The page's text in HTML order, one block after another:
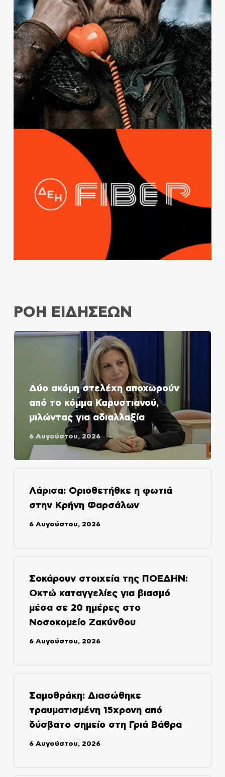
ΡΟΗ ΕΙΔΗΣΕΩΝ
Δύο ακόμη στελέχη αποχωρούν
από το κόμμα Καρυστιανού,
μιλώντας για αδιαλλαξία
6 Αυγούστου, 2026
Λάρισα: Οριοθετήθκε η φωτιά
στην Κρήνη Φαρσάλων
6 Αυγούστου, 2026
Σοκάρουν στοιχεία της ΠΟΕΔΗΝ:
Οκτώ καταγγελίες για βιασμό
μέσα σε 20 ημέρες στο
Νοσοκομείο Ζακύνθου
6 Αυγούστου, 2026
Σαμοθράκη: Διασώθηκε
τραυματισμένη 15χρονη από
δύσβατο σημείο στη Γριά Βάθρα
6 Αυγούστου, 2026